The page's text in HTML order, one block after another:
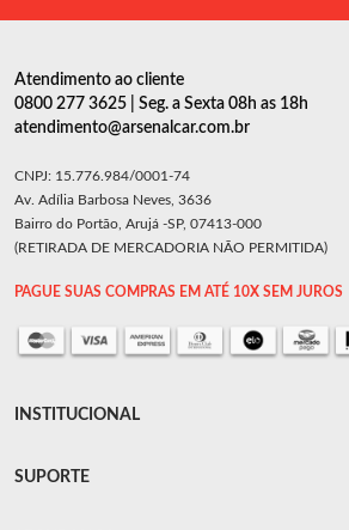
Atendimento ao cliente
0800 277 3625 | Seg. a Sexta 08h as 18h
atendimento@arsenalcar.com.br
CNPJ: 15.776.984/0001-74
Av. Adília Barbosa Neves, 3636
Bairro do Portão, Arujá -SP, 07413-000
(RETIRADA DE MERCADORIA NÃO PERMITIDA)
PAGUE SUAS COMPRAS EM ATÉ 10X SEM JUROS
INSTITUCIONAL
SUPORTE